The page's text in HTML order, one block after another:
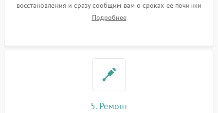
восстановления и сразу сообщим вам о сроках ее починки
Подробнее
5. Ремонт